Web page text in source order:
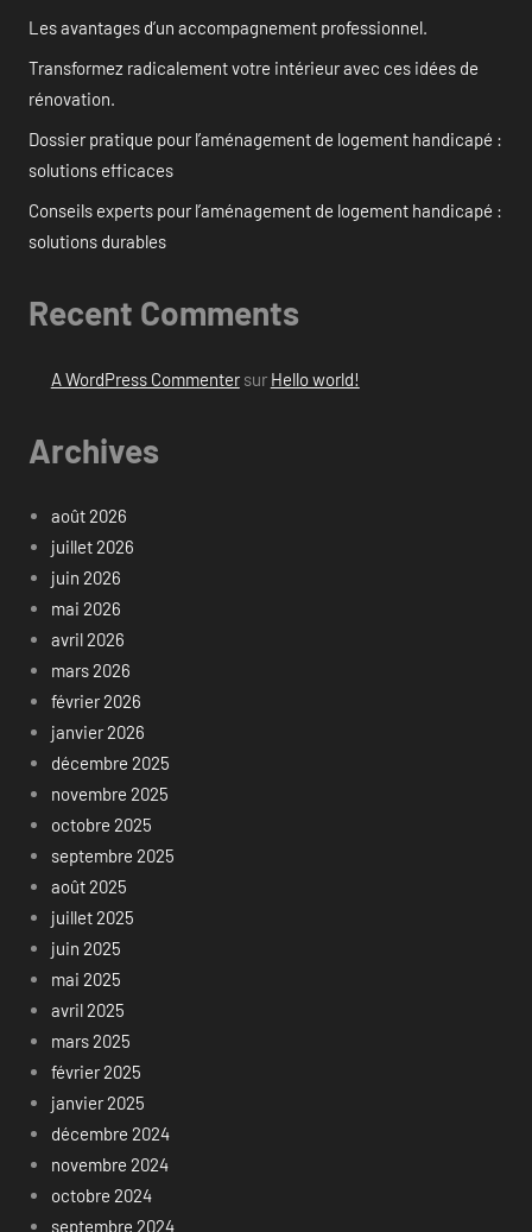
Les avantages d’un accompagnement professionnel.
Transformez radicalement votre intérieur avec ces idées de
rénovation.
Dossier pratique pour l’aménagement de logement handicapé :
solutions efficaces
Conseils experts pour l’aménagement de logement handicapé :
solutions durables
Recent Comments
A WordPress Commentersur Hello world!
Archives
août 2026
juillet 2026
juin 2026
mai 2026
avril 2026
mars 2026
février 2026
janvier 2026
décembre 2025
novembre 2025
octobre 2025
septembre 2025
août 2025
juillet 2025
juin 2025
mai 2025
avril 2025
mars 2025
février 2025
janvier 2025
décembre 2024
novembre 2024
octobre 2024
septembre 2024